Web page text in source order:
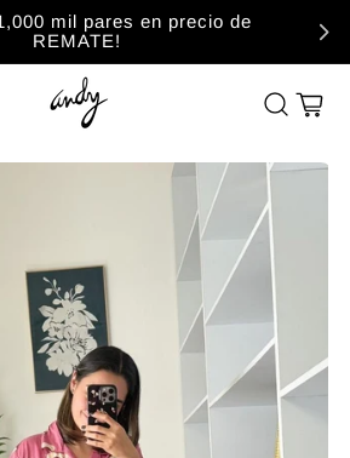
mil pares en precio de
REMATE!
Carrito
1 en una ventana modal